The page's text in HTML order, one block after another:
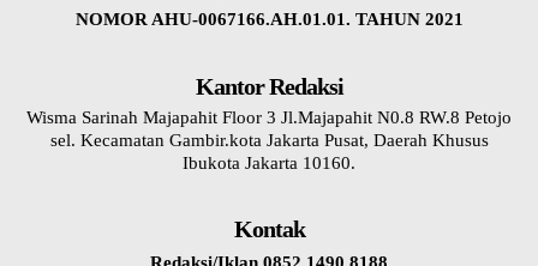
NOMOR AHU-0067166.AH.01.01. TAHUN 2021
Kantor Redaksi
Wisma Sarinah Majapahit Floor 3 Jl.Majapahit N0.8 RW.8 Petojo
sel. Kecamatan Gambir.kota Jakarta Pusat, Daerah Khusus
Ibukota Jakarta 10160.
Kontak
Redaksi/Iklan 0852 1490 8188